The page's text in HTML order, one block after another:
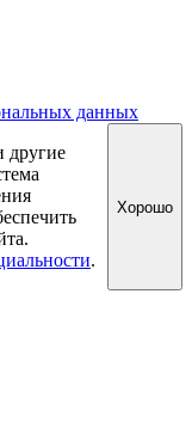
данных
другие
.
Хорошо